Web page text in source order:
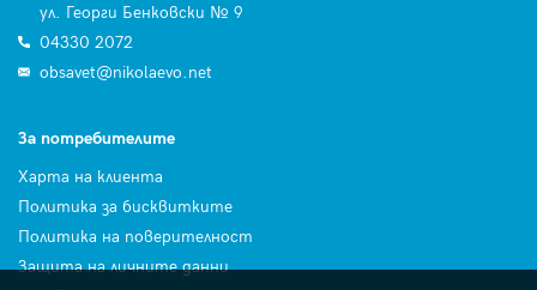
ул. Георги Бенковски № 9
04330 2072
obsavet@nikolaevo.net
За потребителите
Харта на клиента
Политика за бисквитките
Политика на поверителност
Защита на личните данни